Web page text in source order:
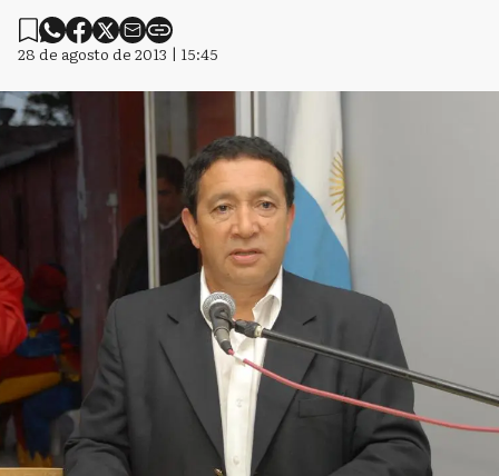
28 de agosto de 2013 | 15:45